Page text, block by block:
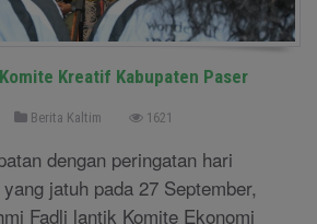
Kreatif Kabupaten Paser
Berita Kaltim 1621
dengan peringatan hari
jatuh pada 27 September,
Fadli lantik Komite Ekonomi